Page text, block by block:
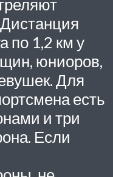
по 1,2 км у
юниоров,
Для
есть
и три
Если